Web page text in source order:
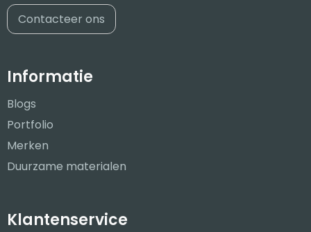
Contacteer ons
Informatie
Blogs
Portfolio
Merken
Duurzame materialen
Klantenservice